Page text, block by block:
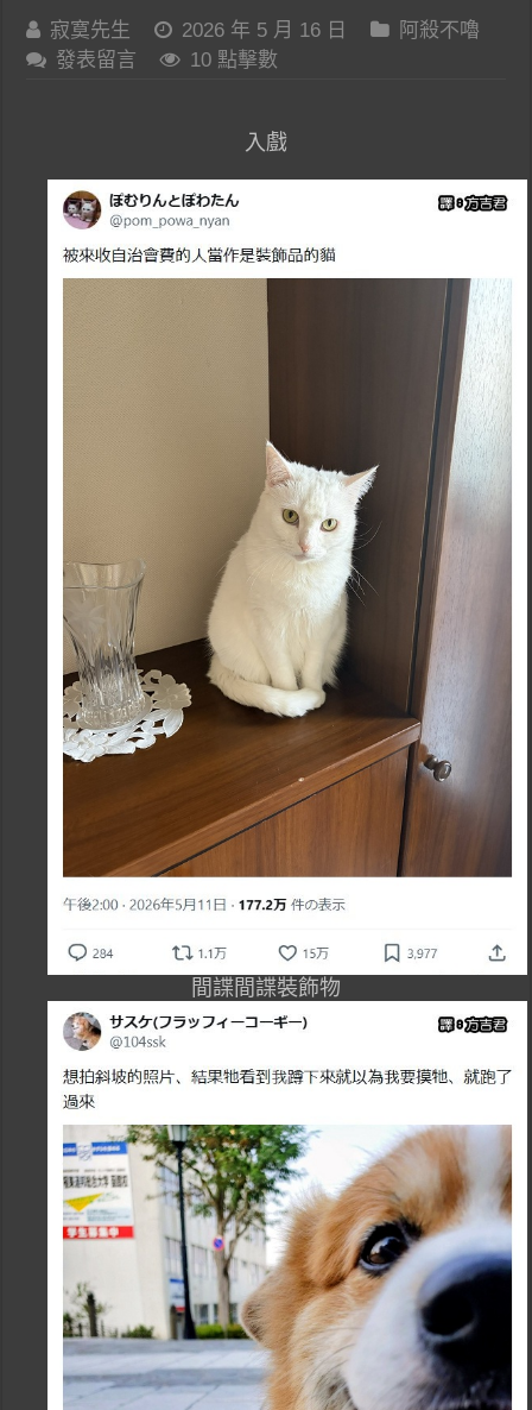
寂寞先生 2026 年 5 月 16 日
阿殺不嚕
發表留言
10 點擊數
入戲
間諜間諜裝飾物